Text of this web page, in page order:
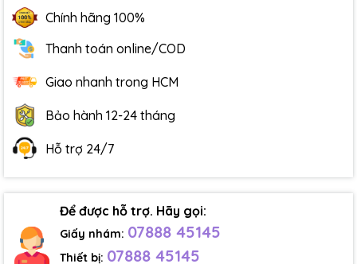
Chính hãng 100%
Thanh toán online/COD
Giao nhanh trong HCM
Bảo hành 12-24 tháng
Hỗ trợ 24/7
Để được hỗ trợ. Hãy gọi:
Giấy nhám: 07888 45145
Thiết bị: 07888 45145